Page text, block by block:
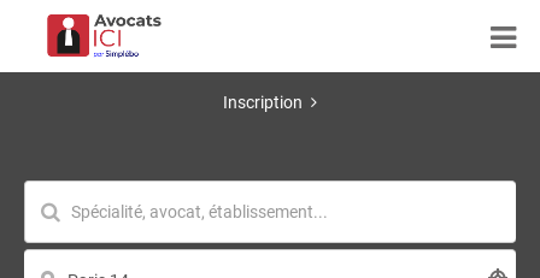
Inscription